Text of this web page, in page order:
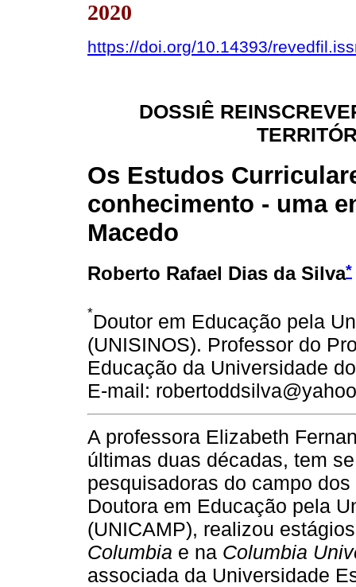
2020
https://doi.org/10.14393/
DOSSIÊ
Os Estudos
conhecimento - uma
Macedo
Roberto Rafael Dias da Silva*
*Doutor em Educação pela
(UNISINOS). Professor do
Educação da Universidade
E-mail:
A professora Elizabeth
últimas duas décadas, tem
pesquisadoras do campo
Doutora em Educação pela
(UNICAMP), realizou
Columbia e na Columbia
associada da Universidade